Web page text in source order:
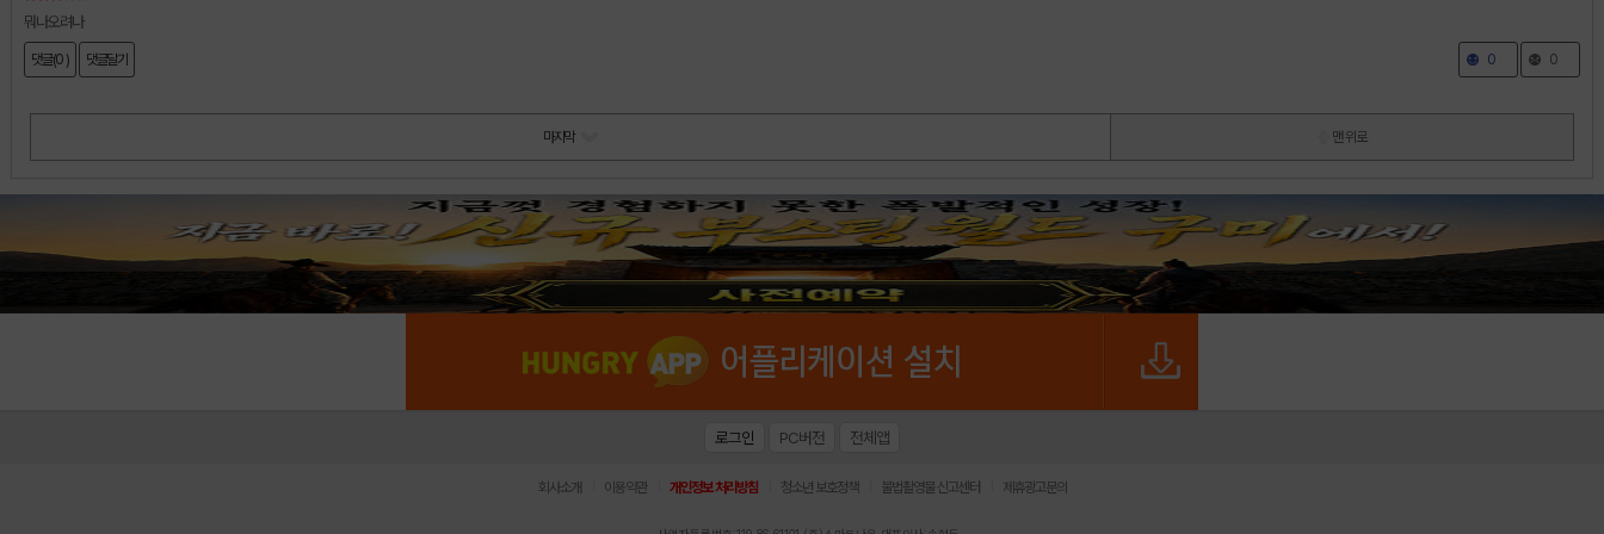
뭐나오려나
댓글(0 ) 댓글달기 0 0
마지막 맨 위로
로그인 PC버전 전체앱
회사소개 이용약관 개인정보 처리방침 청소년 보호정책 불법촬영물 신고센터 제휴광고문의